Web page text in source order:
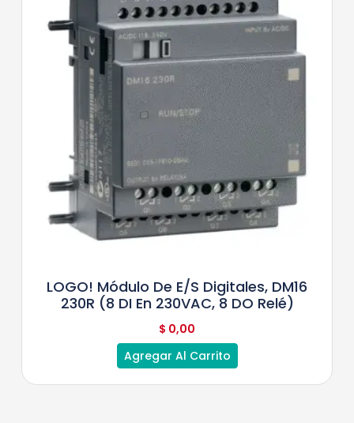
LOGO! Módulo De E/S Digitales, DM16
230R (8 DI En 230VAC, 8 DO Relé)
$ 0,00
Agregar Al Carrito